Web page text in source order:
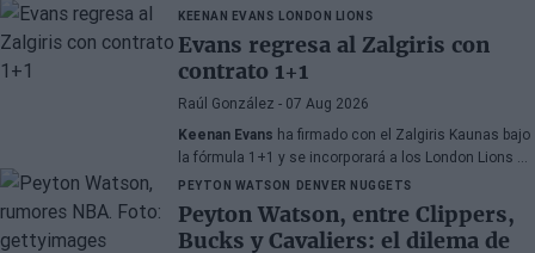
Mundet, la sección azulgrana ingresó cerca de tres
millones de euros procedentes de salidas de
jugadores, a pesar de un proceso de transferencias
marcado por la incertidumbre y los cambios de
última hora.
KEENAN EVANS LONDON LIONS
Evans regresa al Zalgiris con
contrato 1+1
Raúl González - 07 Aug 2026
Keenan Evans ha firmado con el Zalgiris Kaunas bajo
la fórmula 1+1 y se incorporará a los London Lions en
calidad de cedido durante la temporada 2026/27. El
base estadounidense continúa su proceso de
recuperación tras las lesiones sufridas en los
últimos meses.
PEYTON WATSON DENVER NUGGETS
Peyton Watson, entre Clippers,
Bucks y Cavaliers: el dilema de